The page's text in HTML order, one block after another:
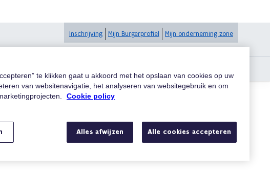
Inschrijving Mijn Burgerprofiel Mijn onderneming zone
Zoeken
te klikken gaat u akkoord met het opslaan van cookies op uw
van websitenavigatie, het analyseren van websitegebruik en om
Cookie policy
Alles afwijzen Alle cookies accepteren